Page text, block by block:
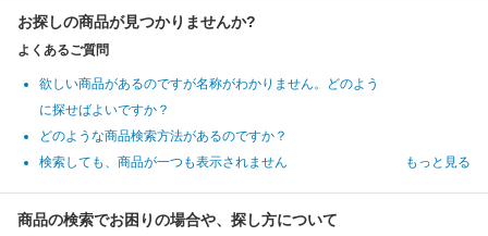
お探しの商品が見つかりませんか?
よくあるご質問
欲しい商品があるのですが名称がわかりません。どのよう
に探せばよいですか？
どのような商品検索方法があるのですか？
検索しても、商品が一つも表示されません
もっと見る
商品の検索でお困りの場合や、探し方について